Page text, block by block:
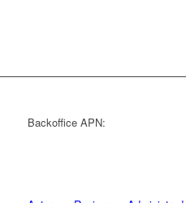
Backoffice APN: